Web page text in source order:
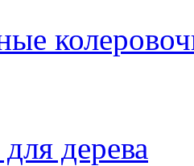
дерева